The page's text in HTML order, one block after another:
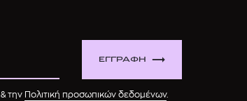
ΕΓΓΡΑΦΗ
& την Πολιτική προσωπικών δεδομένων.